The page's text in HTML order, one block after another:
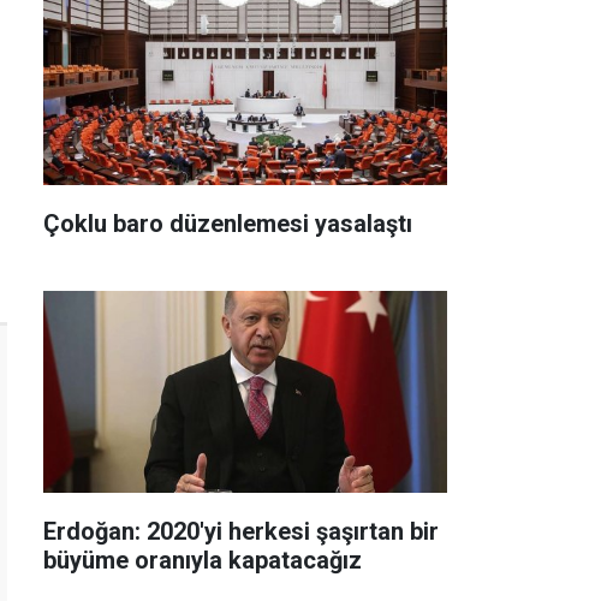
Çoklu baro düzenlemesi yasalaştı
Erdoğan: 2020'yi herkesi şaşırtan bir
büyüme oranıyla kapatacağız